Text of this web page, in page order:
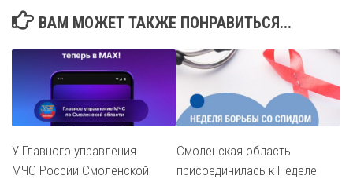
ВАМ МОЖЕТ ТАКЖЕ ПОНРАВИТЬСЯ...
У Главного управления
МЧС России Смоленской
Смоленская область
присоединилась к Неделе